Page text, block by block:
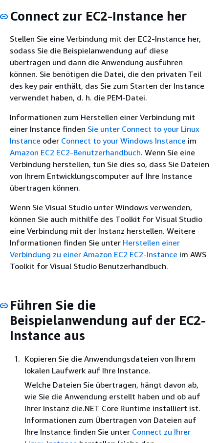
Connect zur EC2-Instance her
Stellen Sie eine Verbindung mit der EC2-Instance her,
sodass Sie die Beispielanwendung auf diese
übertragen und dann die Anwendung ausführen
können. Sie benötigen die Datei, die den privaten Teil
des key pair enthält, das Sie zum Starten der Instance
verwendet haben, d. h. die PEM-Datei.
Informationen zum Herstellen einer Verbindung mit
einer Instance finden Sie unter Connect to your Linux
Instance oder Connect to your Windows Instance im
Amazon EC2 EC2-Benutzerhandbuch. Wenn Sie eine
Verbindung herstellen, tun Sie dies so, dass Sie Dateien
von Ihrem Entwicklungscomputer auf Ihre Instance
übertragen können.
Wenn Sie Visual Studio unter Windows verwenden,
können Sie auch mithilfe des Toolkit for Visual Studio
eine Verbindung mit der Instanz herstellen. Weitere
Informationen finden Sie unter Herstellen einer
Verbindung zu einer Amazon EC2 EC2-Instance im AWS
Toolkit for Visual Studio Benutzerhandbuch.
Führen Sie die
Beispielanwendung auf der EC2-
Instance aus
Kopieren Sie die Anwendungsdateien von Ihrem
lokalen Laufwerk auf Ihre Instance.
Welche Dateien Sie übertragen, hängt davon ab,
wie Sie die Anwendung erstellt haben und ob auf
Ihrer Instanz die.NET Core Runtime installiert ist.
Informationen zum Übertragen von Dateien auf
Ihre Instance finden Sie unter Connect zu Ihrer